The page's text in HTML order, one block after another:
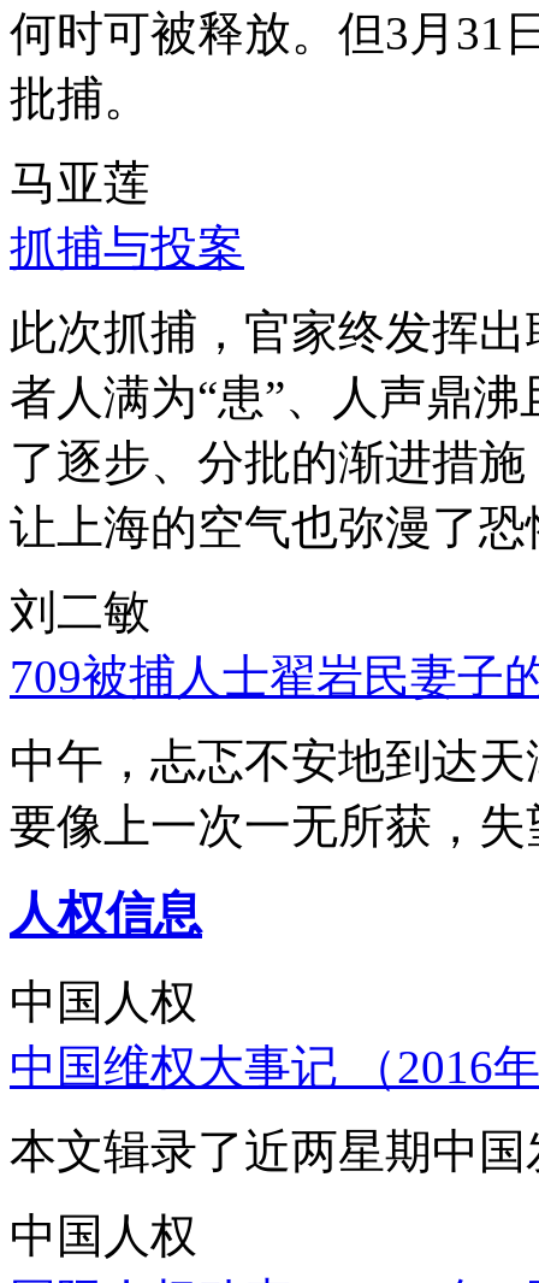
何时可被释放。但3月31
批捕。
马亚莲
抓捕与投案
此次抓捕，官家终发挥
者人满为“患”、人声鼎
了逐步、分批的渐进措
让上海的空气也弥漫了
刘二敏
709被捕人士翟岩民妻子
中午，忐忑不安地到达
要像上一次一无所获，
人权信息
中国人权
中国维权大事记 （2016
本文辑录了近两星期中
中国人权